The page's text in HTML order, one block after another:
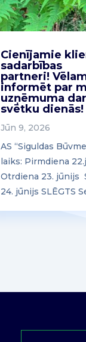
Cienījamie
sadarbības
partneri!
informēt par
uzņēmuma
svētku dienās!
Jūn 9, 2026
AS “Siguldas
laiks: Pirmdiena
Otrdiena 23. jūnijs
24. jūnijs SLĒGTS